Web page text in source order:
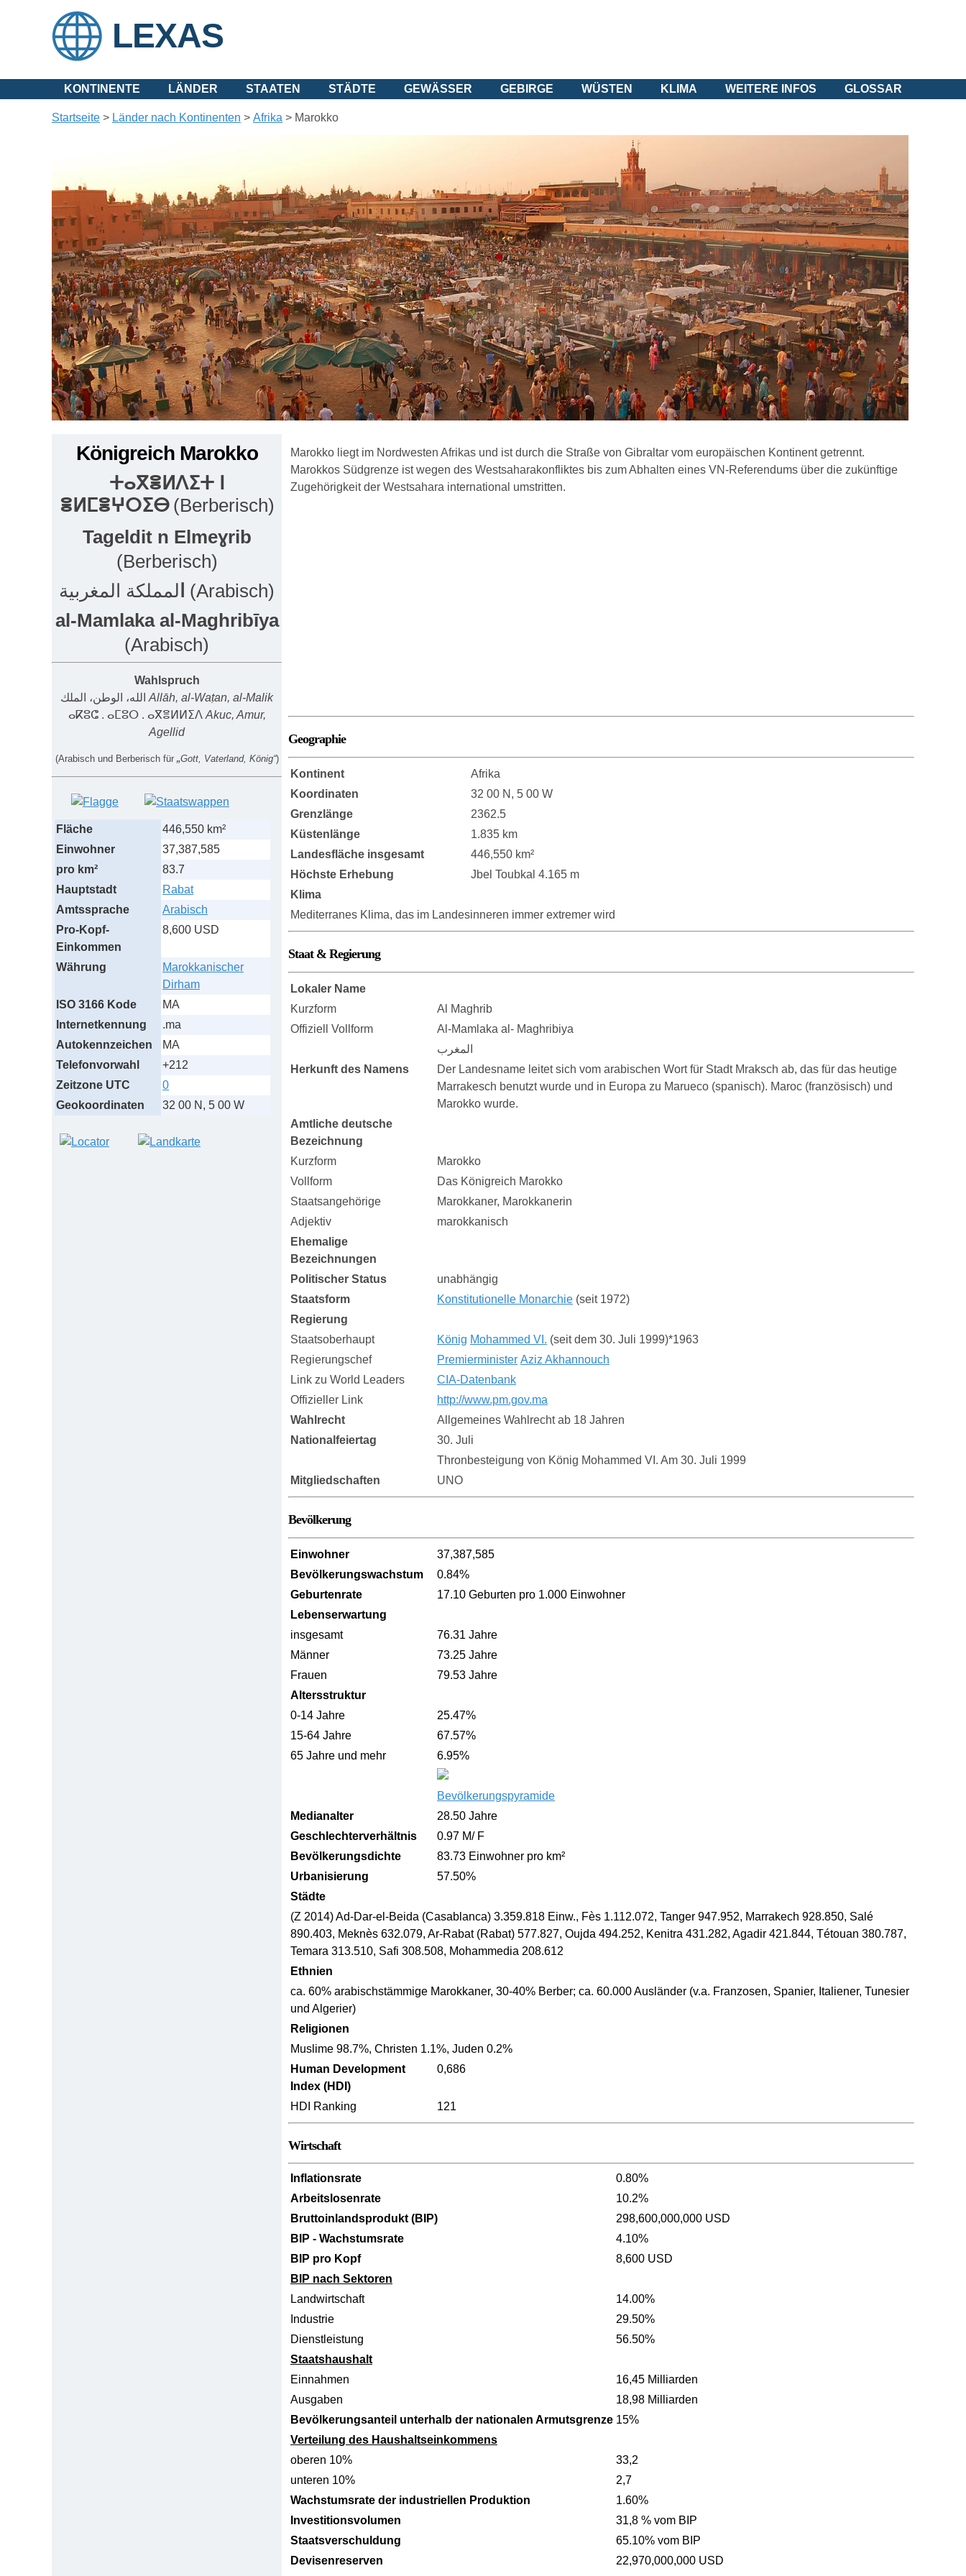
LEXAS
KONTINENTE LÄNDER STAATEN STÄDTE GEWÄSSER GEBIRGE WÜSTEN KLIMA WEITERE INFOS GLOSSAR
Startseite > Länder nach Kontinenten > Afrika > Marokko
Königreich Marokko
ⵜⴰⴳⴻⵍⴷⵉⵜ ⵏ
ⴻⵍⵎⴻⵖⵔⵉⴱ (Berberisch)
Tageldit n Elmeɣrib
(Berberisch)
لمملكة المغربية (Arabisch)
al-Mamlaka al-Maghribīya
(Arabisch)
Wahlspruch
Allāh, al-Waṭan, al-Malik
ⴰⴽⵓⵛ . ⴰⵎⵓⵔ . ⴰⴳⴻⵍⵍⵉⴷ Akuc, Amur,
Agellid
(Arabisch und Berberisch für „Gott, Vaterland, König“)
Fläche
446,550 km²
Einwohner
37,387,585
pro km²
83.7
Hauptstadt
Rabat
Amtssprache
Arabisch
Pro-Kopf-
Einkommen
8,600 USD
Währung
Marokkanischer
Dirham
ISO 3166 Kode
MA
Internetkennung
.ma
Autokennzeichen
MA
Telefonvorwahl
+212
Zeitzone UTC
0
Geokoordinaten
32 00 N, 5 00 W
Marokko liegt im Nordwesten Afrikas und ist durch die Straße von Gibraltar vom europäischen Kontinent getrennt.
Marokkos Südgrenze ist wegen des Westsaharakonfliktes bis zum Abhalten eines VN-Referendums über die zukünftige
Zugehörigkeit der Westsahara international umstritten.
Geographie
Kontinent
Afrika
Koordinaten
32 00 N, 5 00 W
Grenzlänge
2362.5
Küstenlänge
1.835 km
Landesfläche insgesamt
446,550 km²
Höchste Erhebung
Jbel Toubkal 4.165 m
Klima
Mediterranes Klima, das im Landesinneren immer extremer wird
Staat & Regierung
Lokaler Name
Kurzform
Al Maghrib
Offiziell Vollform
Al-Mamlaka al- Maghribiya
المغرب
Herkunft des Namens
Der Landesname leitet sich vom arabischen Wort für Stadt Mraksch ab, das für das heutige
Marrakesch benutzt wurde und in Europa zu Marueco (spanisch). Maroc (französisch) und
Marokko wurde.
Amtliche deutsche
Bezeichnung
Kurzform
Marokko
Vollform
Das Königreich Marokko
Staatsangehörige
Marokkaner, Marokkanerin
Adjektiv
marokkanisch
Ehemalige
Bezeichnungen
Politischer Status
unabhängig
Staatsform
Konstitutionelle Monarchie (seit 1972)
Regierung
Staatsoberhaupt
König Mohammed VI. (seit dem 30. Juli 1999)*1963
Regierungschef
Premierminister Aziz Akhannouch
Link zu World Leaders
CIA-Datenbank
Offizieller Link
http://www.pm.gov.ma
Wahlrecht
Allgemeines Wahlrecht ab 18 Jahren
Nationalfeiertag
30. Juli
Thronbesteigung von König Mohammed VI. Am 30. Juli 1999
Mitgliedschaften
UNO
Bevölkerung
Einwohner
37,387,585
Bevölkerungswachstum
0.84%
Geburtenrate
17.10 Geburten pro 1.000 Einwohner
Lebenserwartung
insgesamt
76.31 Jahre
Männer
73.25 Jahre
Frauen
79.53 Jahre
Altersstruktur
0-14 Jahre
25.47%
15-64 Jahre
67.57%
65 Jahre und mehr
6.95%
Bevölkerungspyramide
Medianalter
28.50 Jahre
Geschlechterverhältnis
0.97 M/ F
Bevölkerungsdichte
83.73 Einwohner pro km²
Urbanisierung
57.50%
Städte
(Z 2014) Ad-Dar-el-Beida (Casablanca) 3.359.818 Einw., Fès 1.112.072, Tanger 947.952, Marrakech 928.850, Salé
890.403, Meknès 632.079, Ar-Rabat (Rabat) 577.827, Oujda 494.252, Kenitra 431.282, Agadir 421.844, Tétouan 380.787,
Temara 313.510, Safi 308.508, Mohammedia 208.612
Ethnien
ca. 60% arabischstämmige Marokkaner, 30-40% Berber; ca. 60.000 Ausländer (v.a. Franzosen, Spanier, Italiener, Tunesier
und Algerier)
Religionen
Muslime 98.7%, Christen 1.1%, Juden 0.2%
Human Development
Index (HDI)
0,686
HDI Ranking 121
Wirtschaft
Inflationsrate
0.80%
Arbeitslosenrate
10.2%
Bruttoinlandsprodukt (BIP)
298,600,000,000 USD
BIP - Wachstumsrate
4.10%
BIP pro Kopf
8,600 USD
BIP nach Sektoren
Landwirtschaft
14.00%
Industrie
29.50%
Dienstleistung
56.50%
Staatshaushalt
Einnahmen
16,45 Milliarden
Ausgaben
18,98 Milliarden
Bevölkerungsanteil unterhalb der nationalen Armutsgrenze 15%
Verteilung des Haushaltseinkommens
oberen 10%
33,2
unteren 10%
2,7
Wachstumsrate der industriellen Produktion
1.60%
Investitionsvolumen
31,8 % vom BIP
Staatsverschuldung
65.10% vom BIP
Devisenreserven
22,970,000,000 USD